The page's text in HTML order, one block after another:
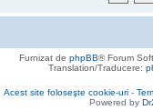
Furnizat de phpBB® Forum
Translation/Traducere:
Acest site foloseşte cookie-uri -
Powered by